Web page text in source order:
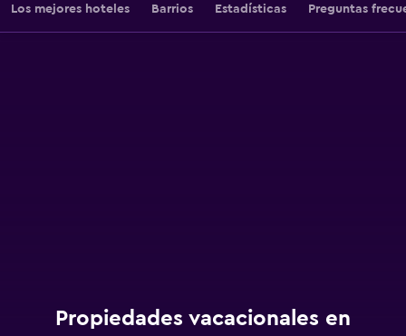
Los mejores hoteles Barrios Estadísticas Preguntas
Propiedades vacacionales en